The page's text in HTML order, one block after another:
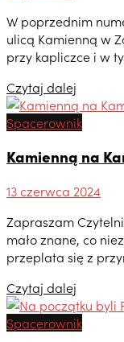
W poprzednim
ulicą Kamienną w
przy kapliczce i w
Czytaj dalej
Spacerownik
Kamienną na
13 czerwca 2024
Zapraszam
mało znane, co
przeplata się z
Czytaj dalej
Spacerownik